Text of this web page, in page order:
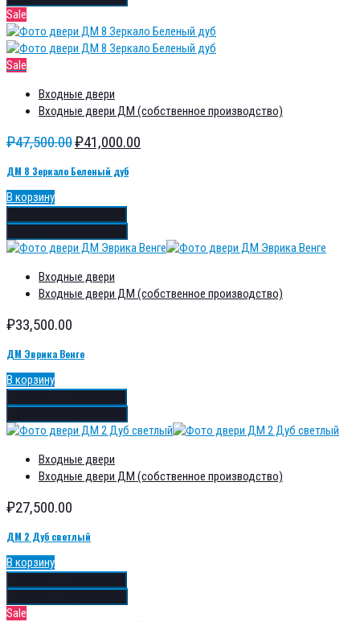
Sale
Sale
Входные двери
Входные двери ДМ (собственное производство)
₽47,500.00₽41,000.00
ДМ 8 Зеркало Беленый дуб
В корзину
Входные двери
Входные двери ДМ (собственное производство)
₽33,500.00
ДМ Эврика Венге
В корзину
Входные двери
Входные двери ДМ (собственное производство)
₽27,500.00
ДМ 2 Дуб светлый
В корзину
Sale